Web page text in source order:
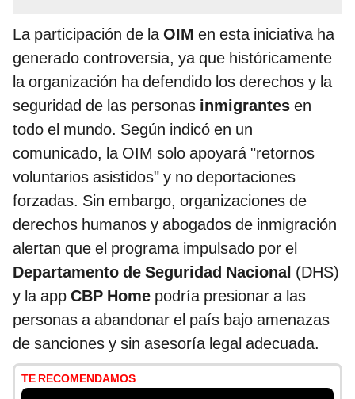
La participación de laOIM en esta iniciativa ha
generado controversia, ya que históricamente
la organización ha defendido los derechos y la
seguridad de las personas inmigrantes en
todo el mundo. Según indicó en un
comunicado, la OIM solo apoyará "retornos
voluntarios asistidos" y no deportaciones
forzadas. Sin embargo, organizaciones de
derechos humanos y abogados de inmigración
alertan que el programa impulsado por el
Departamento de Seguridad Nacional (DHS)
y la app CBP Home podría presionar a las
personas a abandonar el país bajo amenazas
de sanciones y sin asesoría legal adecuada.
TE RECOMENDAMOS